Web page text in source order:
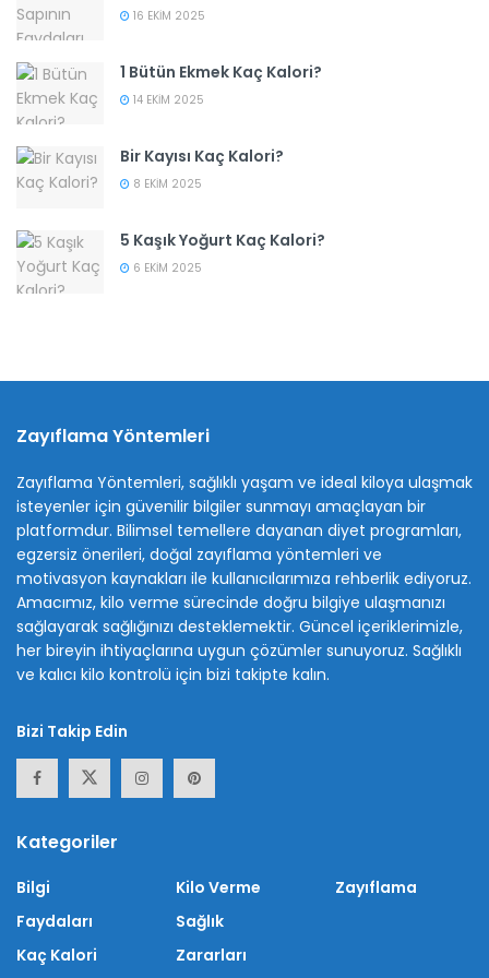
16 EKIM 2025
1 Bütün Ekmek Kaç Kalori?
14 EKIM 2025
Bir Kayısı Kaç Kalori?
8 EKIM 2025
5 Kaşık Yoğurt Kaç Kalori?
6 EKIM 2025
Zayıflama Yöntemleri
Zayıflama Yöntemleri, sağlıklı yaşam ve ideal kiloya ulaşmak
isteyenler için güvenilir bilgiler sunmayı amaçlayan bir
platformdur. Bilimsel temellere dayanan diyet programları,
egzersiz önerileri, doğal zayıflama yöntemleri ve
motivasyon kaynakları ile kullanıcılarımıza rehberlik ediyoruz.
Amacımız, kilo verme sürecinde doğru bilgiye ulaşmanızı
sağlayarak sağlığınızı desteklemektir. Güncel içeriklerimizle,
her bireyin ihtiyaçlarına uygun çözümler sunuyoruz. Sağlıklı
ve kalıcı kilo kontrolü için bizi takipte kalın.
Bizi Takip Edin
Kategoriler
Bilgi
Faydaları
Kaç Kalori
Kilo Verme
Sağlık
Zararları
Zayıflama